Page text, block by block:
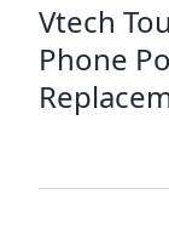
Vtech
Phone